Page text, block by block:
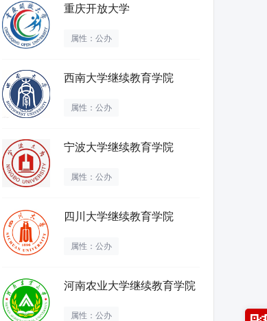
重庆开放大学
属性：公办
西南大学继续教育学院
属性：公办
宁波大学继续教育学院
属性：公办
四川大学继续教育学院
属性：公办
河南农业大学继续教育学院
属性：公办